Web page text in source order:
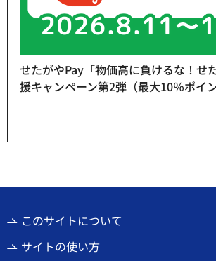
せたがやPay「物価高に負けるな！せ
援キャンペーン第2弾（最大10％ポイ
このサイトについて
サイトの使い方